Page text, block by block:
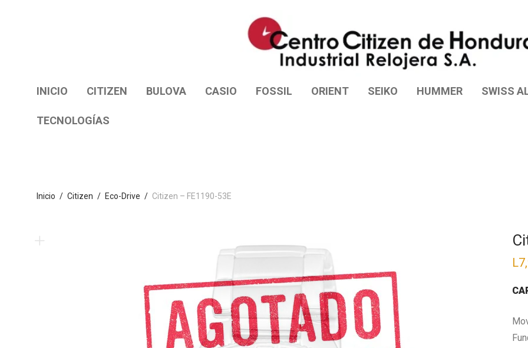
INICIO CITIZEN BULOVA CASIO FOSSIL ORIENT SEIKO HUMMER SWISS
TECNOLOGÍAS
Inicio / Citizen / Eco-Drive / Citizen – FE1190-53E
L